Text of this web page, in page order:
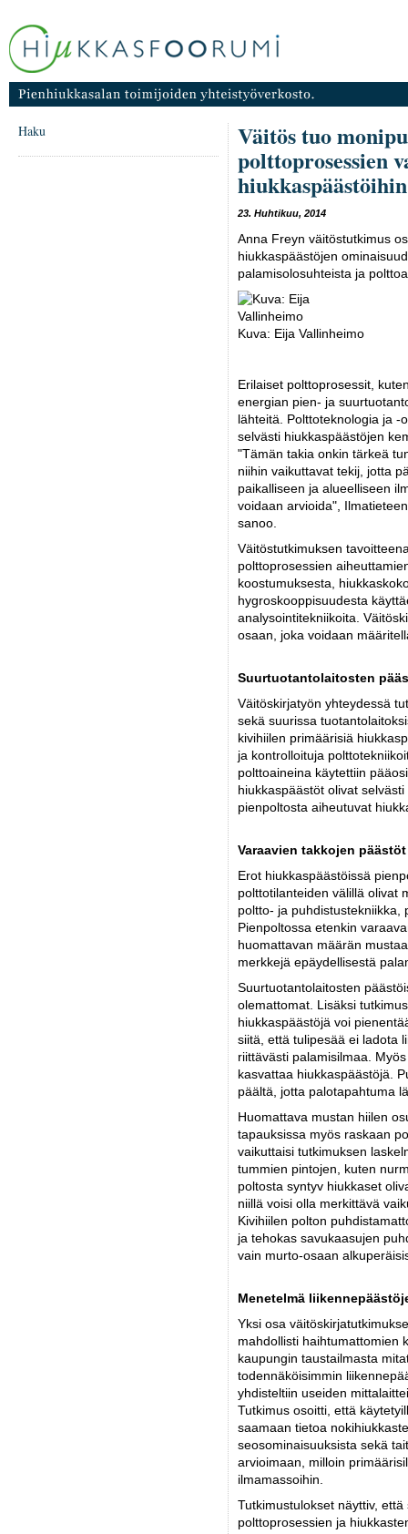
Haku Väitös tuo
polttoprosessien
hiukkaspäästöihin
23. Huhtikuu, 2014
Anna Freyn väitöstutkimus
hiukkaspäästöjen
palamisolosuhteista ja
Kuva: Eija Vallinheimo
Erilaiset polttoprosessit,
energian pien- ja
lähteitä. Polttoteknologia ja
selvästi hiukkaspäästöjen
"Tämän takia onkin tärkeä
niihin vaikuttavat tekij, jotta
paikalliseen ja alueelliseen
voidaan arvioida",
sanoo.
Väitöstutkimuksen
polttoprosessien
koostumuksesta,
hygroskooppisuudesta
analysointitekniikoita.
osaan, joka voidaan
Suurtuotantolaitosten
Väitöskirjatyön yhteydessä
sekä suurissa
kivihiilen primäärisiä
ja kontrolloituja
polttoaineina käytettiin
hiukkaspäästöt olivat
pienpoltosta aiheutuvat
Varaavien takkojen
Erot hiukkaspäästöissä
polttotilanteiden välillä olivat
poltto- ja puhdistustekniikka,
Pienpoltossa etenkin
huomattavan määrän
merkkejä epäydellisestä
Suurtuotantolaitosten
olemattomat. Lisäksi
hiukkaspäästöjä voi
siitä, että tulipesää ei ladota
riittävästi palamisilmaa.
kasvattaa hiukkaspäästöjä.
päältä, jotta palotapahtuma
Huomattava mustan hiilen
tapauksissa myös raskaan
vaikuttaisi tutkimuksen
tummien pintojen, kuten
poltosta syntyv hiukkaset
niillä voisi olla merkittävä
Kivihiilen polton
ja tehokas savukaasujen
vain murto-osaan
Menetelmä
Yksi osa
mahdollisti haihtumattomien
kaupungin taustailmasta
todennäköisimmin
yhdisteltiin useiden
Tutkimus osoitti, että
saamaan tietoa
seosominaisuuksista sekä
arvioimaan, milloin
ilmamassoihin.
Tutkimustulokset näyttiv,
polttoprosessien ja